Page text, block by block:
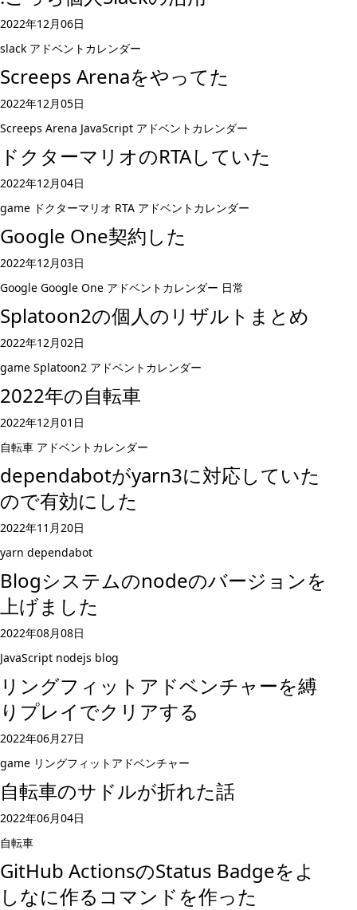
2022年12月06日
slack アドベントカレンダー
Screeps Arenaをやってた
2022年12月05日
Screeps Arena JavaScript アドベントカレンダー
ドクターマリオのRTAしていた
2022年12月04日
game ドクターマリオ RTA アドベントカレンダー
Google One契約した
2022年12月03日
Google Google One アドベントカレンダー 日常
Splatoon2の個人のリザルトまとめ
2022年12月02日
game Splatoon2 アドベントカレンダー
2022年の自転車
2022年12月01日
自転車 アドベントカレンダー
dependabotがyarn3に対応していた
ので有効にした
2022年11月20日
yarn dependabot
Blogシステムのnodeのバージョンを
上げました
2022年08月08日
JavaScript nodejs blog
リングフィットアドベンチャーを縛
りプレイでクリアする
2022年06月27日
game リングフィットアドベンチャー
自転車のサドルが折れた話
2022年06月04日
自転車
GitHub ActionsのStatus Badgeをよ
しなに作るコマンドを作った